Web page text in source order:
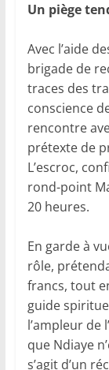
Un piège
Avec l’aide
brigade de
traces des
conscience
rencontre
prétexte de
L’escroc,
rond-point
20 heures.
En garde à
rôle,
francs, tout
guide
l’ampleur de
que Ndiaye
s’agit d’un